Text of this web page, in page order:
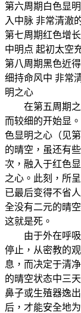
第六周期白色显
入中脉 非常清澈
第七周期红色增
中明点 起初太空
第八周期黑色近
细持命风中 非常
明之心
在第五周期之
而较细的开始显
色显明之心（见
的晴空，虽还有
次，融入于红色
之心。此刻，所
已最后变得不省
全没有二元的晴
这就是死。
由于外在呼吸
停止，从密教的
息，而决定于清
的晴空状态中三
鼻子或生殖器逸
后，才能安全地